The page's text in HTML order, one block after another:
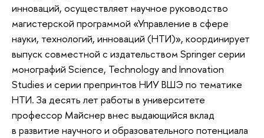
инноваций, осуществляет научное руководство
магистерской программой «Управление в сфере
науки, технологий, инноваций (НТИ)», координирует
выпуск совместной с издательством Springer серии
монографий Science, Technology and Innovation
Studies и серии препринтов НИУ ВШЭ по тематике
НТИ. За десять лет работы в университете
профессор Майснер внес выдающийся вклад
в развитие научного и образовательного потенциала